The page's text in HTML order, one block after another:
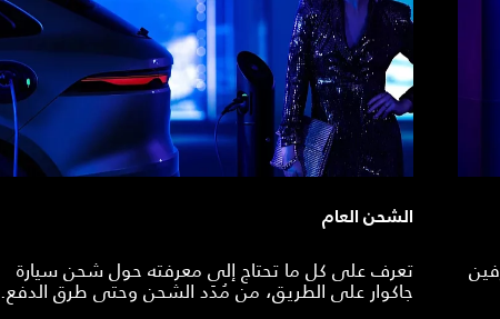
الشحن العام
تعرف على كل ما تحتاج إلى معرفته حول شحن سيارة
جاكوار على الطريق، من مُدَد الشحن وحتى طرق الدفع.